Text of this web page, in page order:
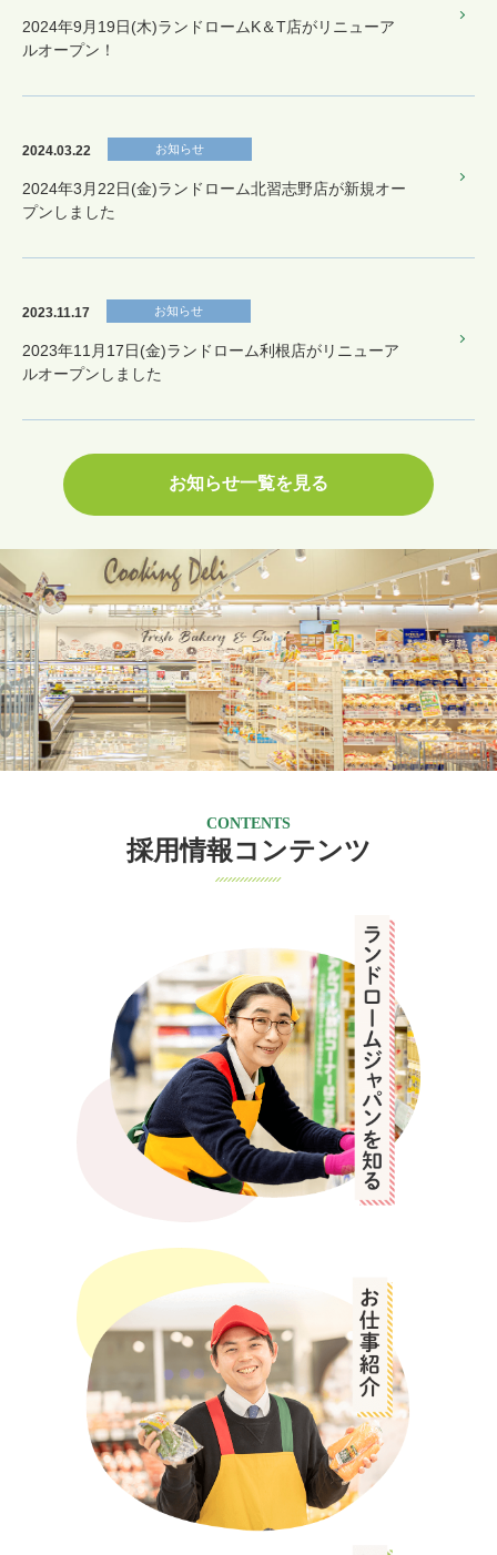
2024年9月19日(木)ランドロームK＆T店がリニューア
ルオープン！
お知らせ
2024.03.22
2024年3月22日(金)ランドローム北習志野店が新規オー
プンしました
お知らせ
2023.11.17
2023年11月17日(金)ランドローム利根店がリニューア
ルオープンしました
お知らせ一覧を見る
CONTENTS
採用情報コンテンツ